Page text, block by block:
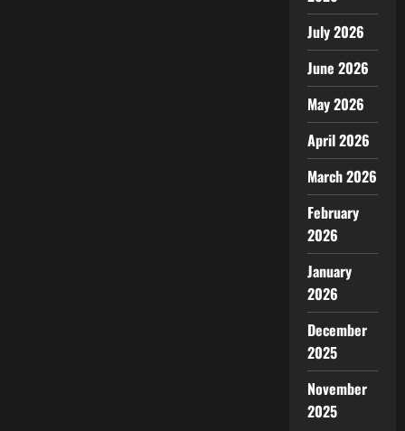
July 2026
June 2026
May 2026
April 2026
March 2026
February
2026
January
2026
December
2025
November
2025